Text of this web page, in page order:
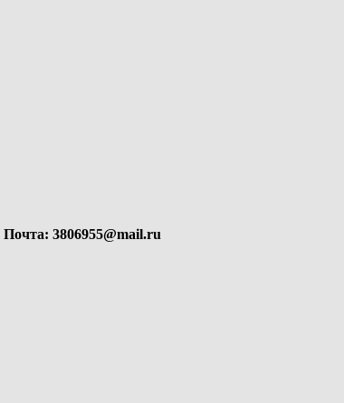
Почта: 3806955@mail.ru